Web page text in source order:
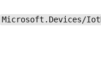
Microsoft.Devices/